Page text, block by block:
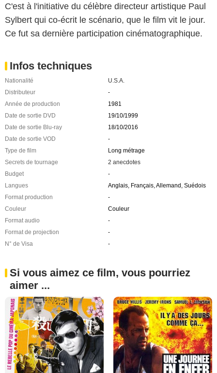
C'est à l'initiative du célèbre directeur artistique Paul
Sylbert qui co-écrit le scénario, que le film vit le jour.
Ce fut sa dernière participation cinématographique.
Infos techniques
Nationalité
U.S.A.
Distributeur
-
Année de production
1981
Date de sortie DVD
19/10/1999
Date de sortie Blu-ray
18/10/2016
Date de sortie VOD
-
Type de film
Long métrage
Secrets de tournage
2 anecdotes
Budget
-
Langues
Anglais, Français, Allemand, Suédois
Format production
-
Couleur
Couleur
Format audio
-
Format de projection
-
N° de Visa
-
Si vous aimez ce film, vous pourriez
aimer ...